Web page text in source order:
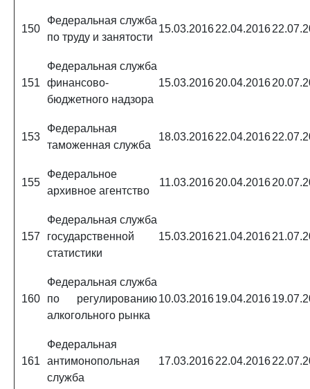
150
Федеральная служба
по труду и занятости
15.03.201622.04.2016
151
Федеральная служба
финансово-
бюджетного надзора
15.03.201620.04.2016
153
Федеральная
таможенная служба
18.03.201622.04.2016
155
Федеральное
архивное агентство
11.03.2016 20.04.2016
157
Федеральная служба
государственной
статистики
15.03.201621.04.2016
160
Федеральная служба
по регулированию
алкогольного рынка
10.03.201619.04.2016
161
Федеральная
антимонопольная
служба
17.03.201622.04.2016